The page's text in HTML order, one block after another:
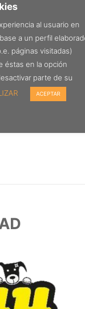
al usuario en
a un perfil
páginas visitadas)
éstas en la opción
parte de su
ACEPTAR